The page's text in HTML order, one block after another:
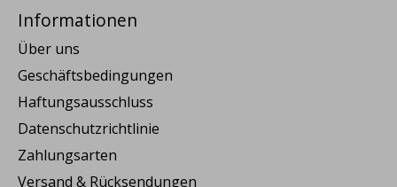
Informationen
Über uns
Geschäftsbedingungen
Haftungsausschluss
Datenschutzrichtlinie
Zahlungsarten
Versand & Rücksendungen